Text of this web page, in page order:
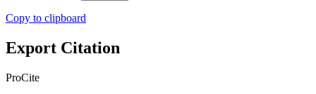
Copy to clipboard
Export Citation
ProCite